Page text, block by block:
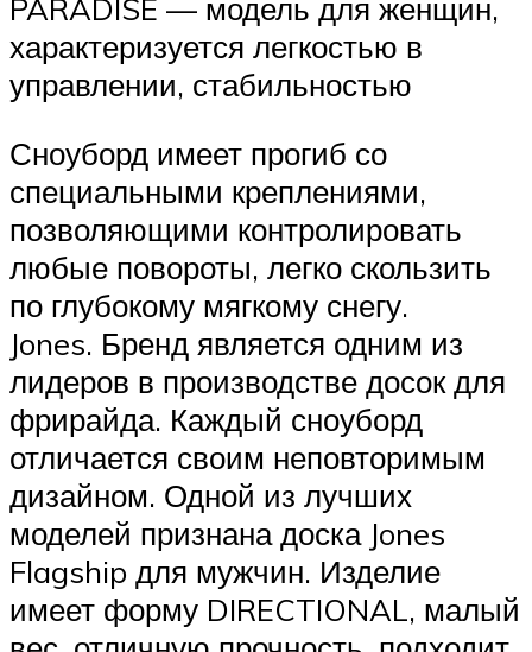
PARADISE — модель для женщин,
характеризуется легкостью в
управлении, стабильностью
Сноуборд имеет прогиб со
специальными креплениями,
позволяющими контролировать
любые повороты, легко скользить
по глубокому мягкому снегу.
Jones. Бренд является одним из
лидеров в производстве досок для
фрирайда. Каждый сноуборд
отличается своим неповторимым
дизайном. Одной из лучших
моделей признана доска Jones
Flagship для мужчин. Изделие
имеет форму DIRECTIONAL, малый